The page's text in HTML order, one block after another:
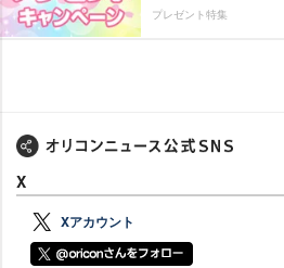
プレゼント特集
X
Xアカウント